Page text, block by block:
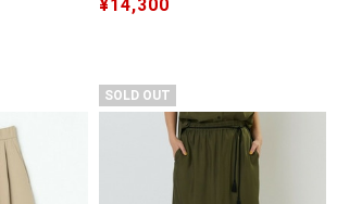
¥14,300
SOLD OUT